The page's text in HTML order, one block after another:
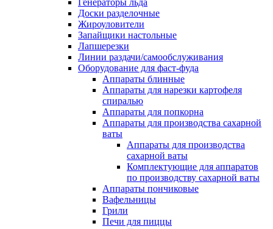
Генераторы льда
Доски разделочные
Жироуловители
Запайщики настольные
Лапшерезки
Линии раздачи/самообслуживания
Оборудование для фаст-фуда
Аппараты блинные
Аппараты для нарезки картофеля
спиралью
Аппараты для попкорна
Аппараты для производства сахарной
ваты
Аппараты для производства
сахарной ваты
Комплектующие для аппаратов
по производству сахарной ваты
Аппараты пончиковые
Вафельницы
Грили
Печи для пиццы